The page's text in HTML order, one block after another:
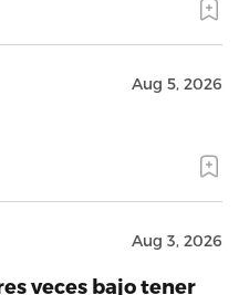
Aug 5, 2026
Aug 3, 2026
veces bajo tener